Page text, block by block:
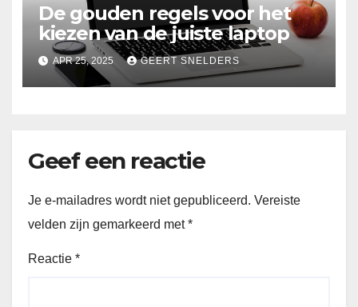
De gouden regels voor het
kiezen van de juiste laptop
APR 25, 2025 GEERT SNELDERS
Geef een reactie
Je e-mailadres wordt niet gepubliceerd. Vereiste
velden zijn gemarkeerd met*
Reactie *